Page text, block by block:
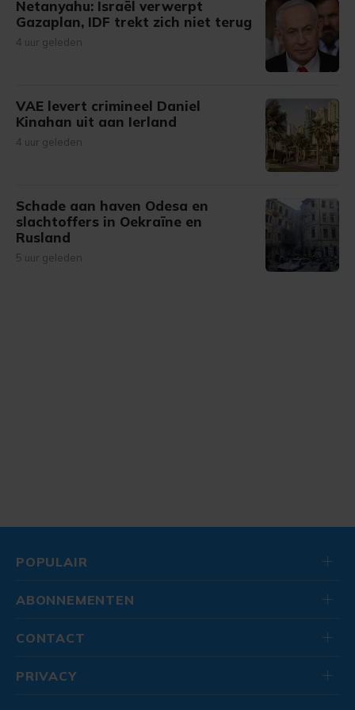
Netanyahu: Israël verwerpt
Gazaplan, IDF trekt zich niet terug
4 uur geleden
VAE levert crimineel Daniel
Kinahan uit aan Ierland
4 uur geleden
Schade aan haven Odesa en
slachtoffers in Oekraïne en
Rusland
5 uur geleden
POPULAIR
ABONNEMENTEN
CONTACT
PRIVACY